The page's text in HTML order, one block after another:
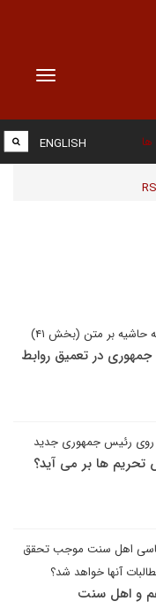
Toggle
ها ENGLISH
حاشیه بر متن (بخش ۴۱)
در تعمیق روابط
رئیس جمهوری جدید
ها بر می آید؟
اهل سنت موجب تحقق
آنها خواهد شد؟
و اهل سنت